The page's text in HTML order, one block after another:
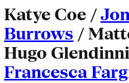
Katye Coe /
Burrows /
Hugo
Francesca